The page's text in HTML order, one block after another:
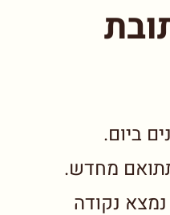
ביום.
מחדש.
נקודה